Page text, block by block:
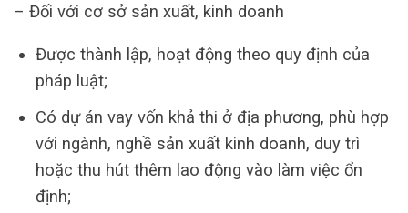
– Đối với cơ sở sản xuất, kinh doanh
Được thành lập, hoạt động theo quy định của
pháp luật;
Có dự án vay vốn khả thi ở địa phương, phù hợp
với ngành, nghề sản xuất kinh doanh, duy trì
hoặc thu hút thêm lao động vào làm việc ổn
định;